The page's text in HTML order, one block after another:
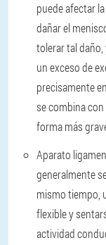
puede afectar
dañar el
tolerar tal
un exceso de
precisamente
se combina
forma más
Aparato
generalmente
mismo tiempo,
flexible y
actividad